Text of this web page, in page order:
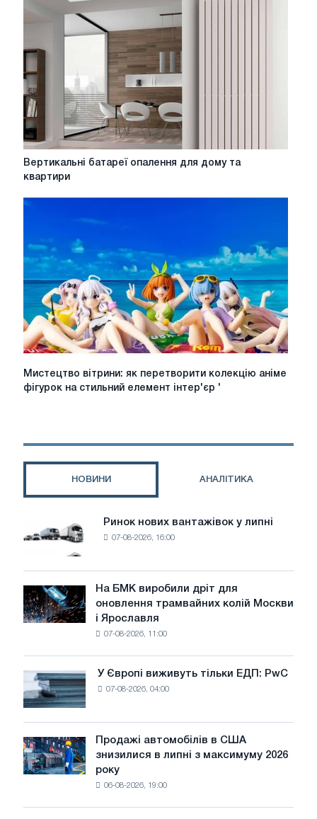
Вертикальні
для
квартири
Вертикальні батареї опалення для дому та
квартири
Мистецтво
вітрини:
аніме
елемент
Мистецтво вітрини: як перетворити колекцію аніме
фігурок на стильний елемент інтер'єр '
НОВИНИ АНАЛІТИКА
Ринок
нових
вантажівок
у
липні
Ринок нових вантажівок у липні
07-08-2026, 16:00
На
БМК
виробили
трамвайних
колій
Москви
і
Ярославля
На БМК виробили дріт для
оновлення трамвайних колій Москви
і Ярославля
07-08-2026, 11:00
Європі
виживуть
тільки
ЕДП:
PwC
У Європі виживуть тільки ЕДП: PwC
07-08-2026, 04:00
Продажі
автомобілів
в
Продажі автомобілів в США
знизилися в липні з максимуму 2026
року
06-08-2026, 19:00